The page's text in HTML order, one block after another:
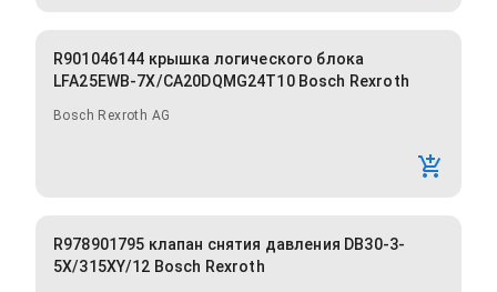
R901046144 крышка логического блока
LFA25EWB-7X/CA20DQMG24T10 Bosch Rexroth
Bosch Rexroth AG
R978901795 клапан снятия давления DB30-3-
5X/315XY/12 Bosch Rexroth